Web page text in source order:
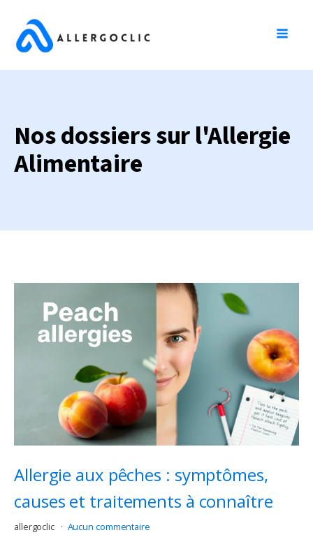
Nos dossiers sur l'Allergie
Alimentaire
Allergie aux pêches : symptômes,
causes et traitements à connaître
allergoclic Aucun commentaire